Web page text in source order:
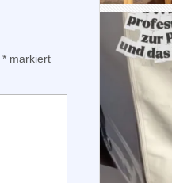
* markiert